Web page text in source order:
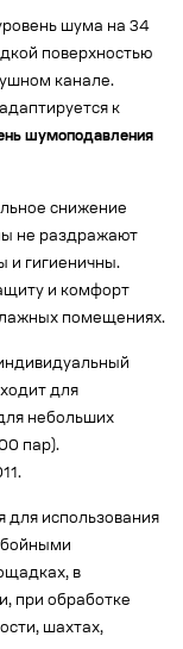
шума на 34
поверхностью
канале.
к
шумоподавления
снижение
не раздражают
и гигиеничны.
и комфорт
помещениях.
для
небольших
пар).
для использования
в
при обработке
шахтах,